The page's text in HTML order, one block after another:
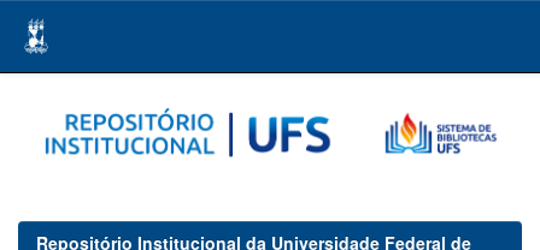
navigation
Repositório Institucional da Universidade Federal de